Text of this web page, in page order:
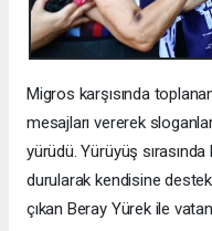
Migros karşısında
mesajları vererek
yürüdü. Yürüyüş
durularak kendisine
çıkan Beray Yürek ile